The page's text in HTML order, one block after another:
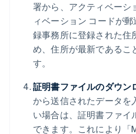
署から、アクティベーシ
ィベーション コードが
録事務所に登録された住
め、住所が最新であるこ
す。
証明書ファイルのダウン
から送信されたデータを
い場合は、証明書ファイ
できます。これにより「